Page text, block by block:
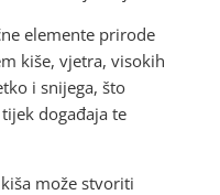
elemente prirode
kiše, vjetra, visokih
i snijega, što
događaja te
može stvoriti